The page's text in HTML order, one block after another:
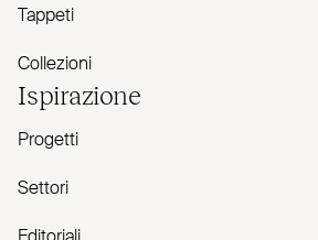
Tappeti
Collezioni
Ispirazione
Progetti
Settori